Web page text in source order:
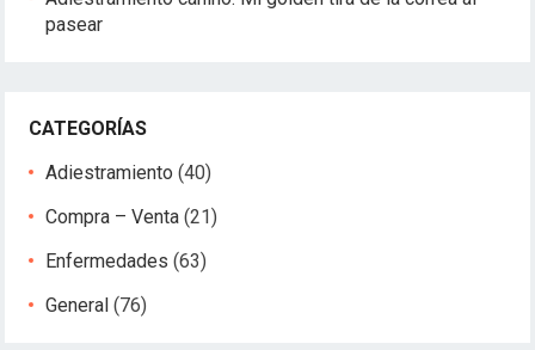
pasear
CATEGORÍAS
Adiestramiento (40)
Compra – Venta (21)
Enfermedades (63)
General (76)